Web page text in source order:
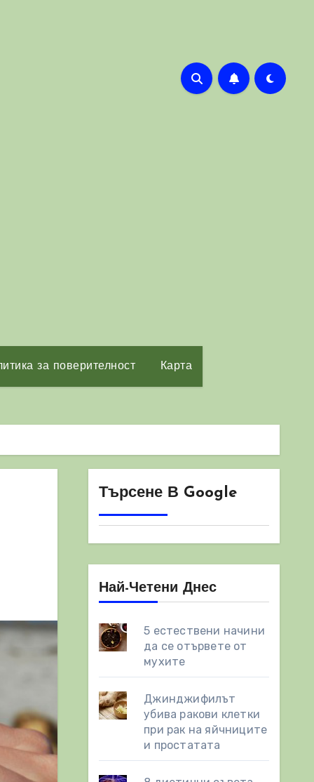
за поверителност Карта
Търсене В Google
Най-Четени Днес
5 естествени начини
да се отървете от
мухите
Джинджифилът
убива ракови клетки
при рак на яйчниците
и простатата